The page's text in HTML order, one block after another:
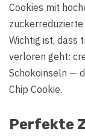
Cookies mit
Wichtig ist, dass
verloren geht:
Schokoinseln —
Chip Cookie.
Perfekte